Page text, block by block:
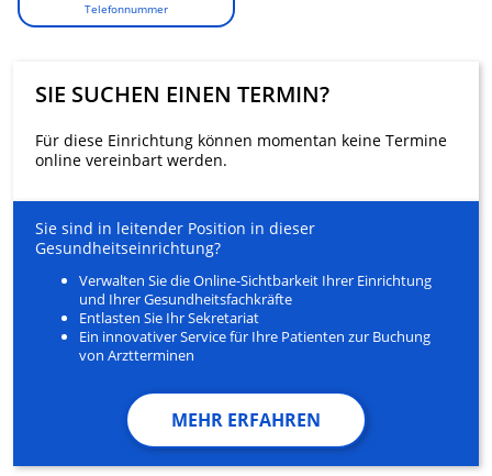
Telefonnummer
SIE SUCHEN EINEN TERMIN?
Für diese Einrichtung können momentan keine Termine
online vereinbart werden.
Sie sind in leitender Position in dieser
Gesundheitseinrichtung?
Verwalten Sie die Online-Sichtbarkeit Ihrer Einrichtung
und Ihrer Gesundheitsfachkräfte
Entlasten Sie Ihr Sekretariat
Ein innovativer Service für Ihre Patienten zur Buchung
von Arztterminen
MEHR ERFAHREN